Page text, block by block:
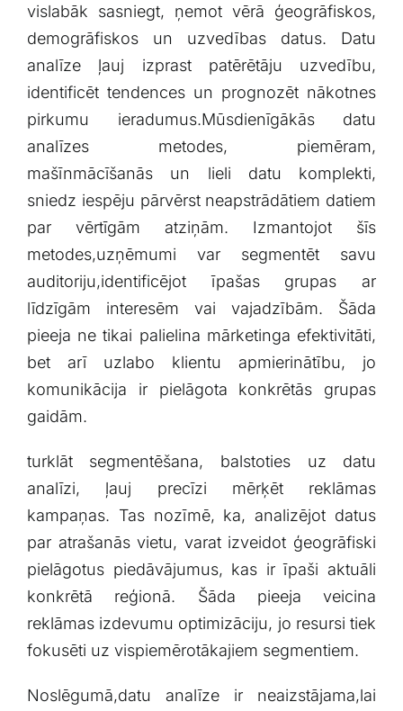
⁢vislabāk sasniegt, ņemot vērā ​ģeogrāfiskos,
demogrāfiskos un uzvedības datus. Datu
‌analīze ļauj izprast patērētāju uzvedību,
identificēt tendences un ​prognozēt nākotnes
pirkumu ​ieradumus.Mūsdienīgākās datu
analīzes metodes, piemēram,
mašīnmācīšanās un lieli datu komplekti,
sniedz iespēju pārvērst neapstrādātiem datiem
par vērtīgām atziņām. Izmantojot šīs
metodes,uzņēmumi var segmentēt savu
auditoriju,identificējot īpašas grupas ar
līdzīgām interesēm ⁤vai vajadzībām. Šāda
pieeja ne tikai‍ palielina ‍mārketinga efektivitāti,
bet arī‌ uzlabo klientu apmierinātību, jo
komunikācija⁢ ir pielāgota konkrētās ‌grupas​
gaidām.
turklāt segmentēšana, balstoties uz datu
analīzi, ļauj precīzi mērķēt reklāmas
‍kampaņas. Tas ‌nozīmē, ka, analizējot datus
par atrašanās vietu, varat izveidot ģeogrāfiski
‌pielāgotus piedāvājumus, kas ir īpaši aktuāli
konkrētā reģionā. Šāda pieeja veicina
reklāmas izdevumu optimizāciju, ‍jo resursi ​tiek
fokusēti⁤ uz vispiemērotākajiem segmentiem.
Noslēgumā,datu analīze ir ​neaizstājama,lai